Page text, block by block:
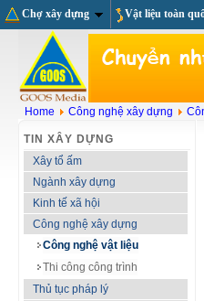
Chợ xây dựng Vật liệu toàn
Home Công nghệ xây dựng
TIN XÂY DỰNG
Xây tổ ấm
Ngành xây dựng
Kinh tế xã hội
Công nghệ xây dựng
Công nghệ vật liệu
Thi công công trình
Thủ tục pháp lý